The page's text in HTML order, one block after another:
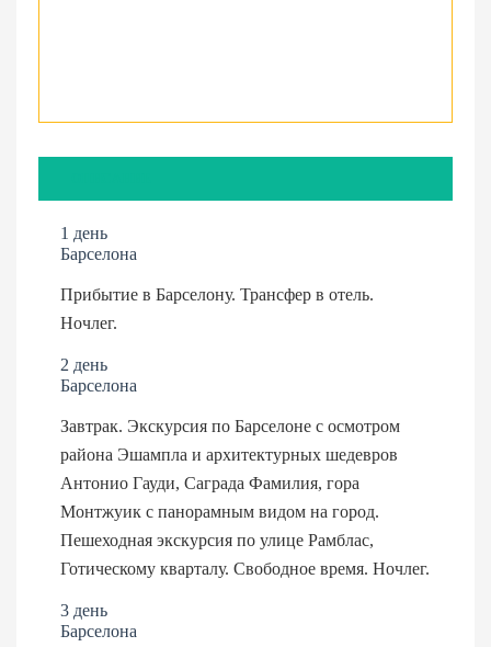
1 день
Барселона
Прибытие в Барселону. Трансфер в отель.
Ночлег.
2 день
Барселона
Завтрак. Экскурсия по Барселоне с осмотром
района Эшампла и архитектурных шедевров
Антонио Гауди, Саграда Фамилия, гора
Монтжуик с панорамным видом на город.
Пешеходная экскурсия по улице Рамблас,
Готическому кварталу. Свободное время. Ночлег.
3 день
Барселона